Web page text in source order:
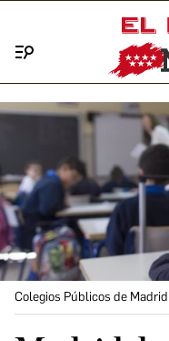
Colegios Públicos de Madrid